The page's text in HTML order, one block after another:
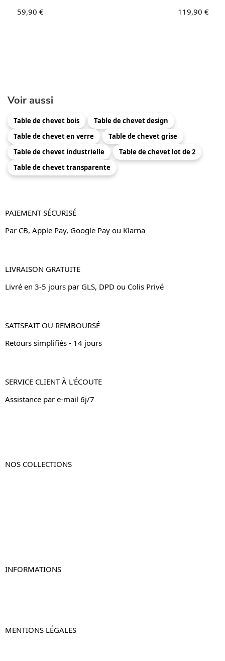
59,90 € 119,90 €
Voir aussi
Table de chevet bois
Table de chevet design
Table de chevet en verre
Table de chevet grise
Table de chevet industrielle
Table de chevet lot de 2
Table de chevet transparente
PAIEMENT SÉCURISÉ
Par CB, Apple Pay, Google Pay ou Klarna
LIVRAISON GRATUITE
Livré en 3-5 jours par GLS, DPD ou Colis Privé
SATISFAIT OU REMBOURSÉ
Retours simplifiés - 14 jours
SERVICE CLIENT À L'ÉCOUTE
Assistance par e-mail 6j/7
NOS COLLECTIONS
INFORMATIONS
MENTIONS LÉGALES